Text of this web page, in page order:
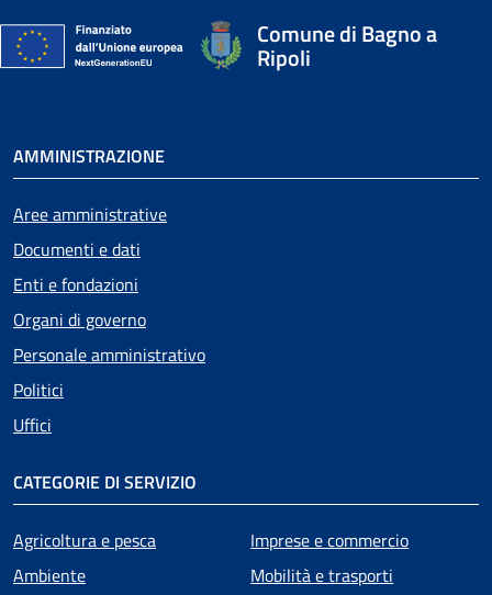
Comune di Bagno a
Ripoli
AMMINISTRAZIONE
Aree amministrative
Documenti e dati
Enti e fondazioni
Organi di governo
Personale amministrativo
Politici
Uffici
CATEGORIE DI SERVIZIO
Agricoltura e pesca
Ambiente
Imprese e commercio
Mobilità e trasporti